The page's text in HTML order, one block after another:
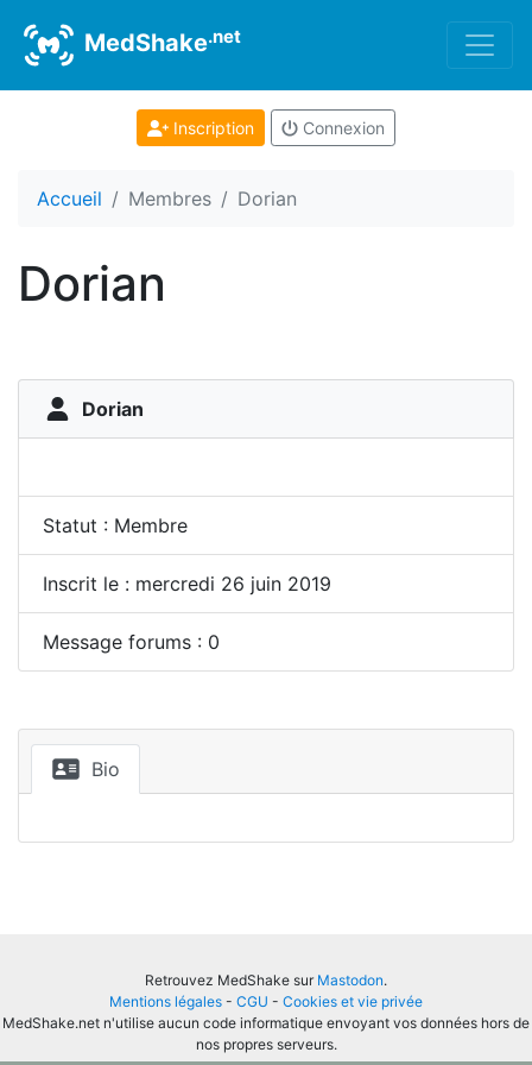
MedShake.net
Inscription Connexion
Accueil Membres Dorian
Dorian
Dorian
Statut : Membre
Inscrit le : mercredi 26 juin 2019
Message forums : 0
Bio
Retrouvez MedShake sur Mastodon.
Mentions légales - CGU - Cookies et vie privée
MedShake.net n'utilise aucun code informatique envoyant vos données hors de
nos propres serveurs.